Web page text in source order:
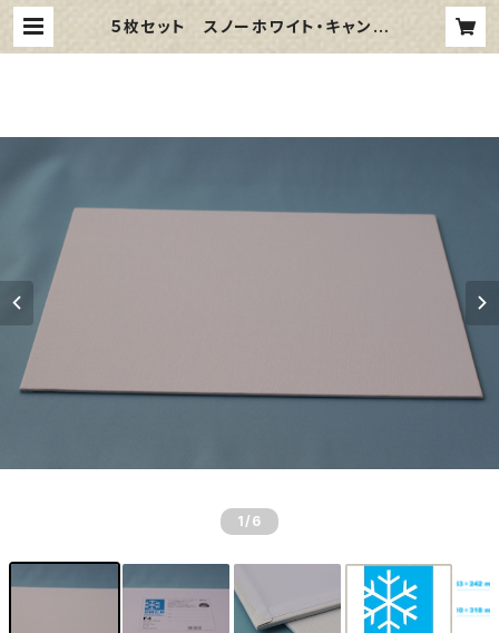
５枚セット スノーホワイト・キャンバ
1 /6